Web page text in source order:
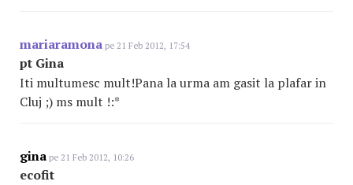
mariaramona pe 21 Feb 2012, 17:54
pt Gina
Iti multumesc mult!Pana la urma am gasit la plafar in
Cluj ;) ms mult !:*
gina pe 21 Feb 2012, 10:26
ecofit